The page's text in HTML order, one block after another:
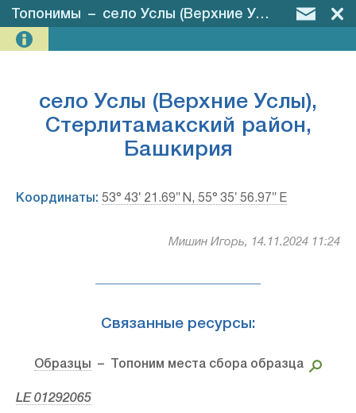
Топонимы – село Услы (Верхние Услы), Стерлитамакский район, Башкирия
село Услы (Верхние Услы),
Стерлитамакский район,
Башкирия
Координаты: 53° 43′ 21.69″ N, 55° 35′ 56.97″ E
Мишин Игорь, 14.11.2024 11:24
Связанные ресурсы:
Образцы – Топоним места сбора образца
LE 01292065